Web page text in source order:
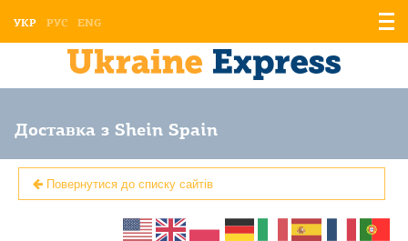
УКР РУС ENG
Доставка з Shein Spain
Повернутися до списку сайтів